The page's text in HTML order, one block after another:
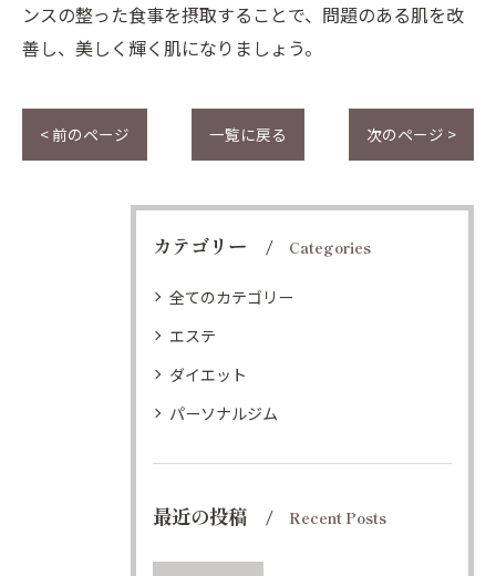
ンスの整った食事を摂取することで、問題のある肌を改
善し、美しく輝く肌になりましょう。
< 前のページ 一覧に戻る 次のページ >
カテゴリー Categories
全てのカテゴリー
エステ
ダイエット
パーソナルジム
最近の投稿 Recent Posts